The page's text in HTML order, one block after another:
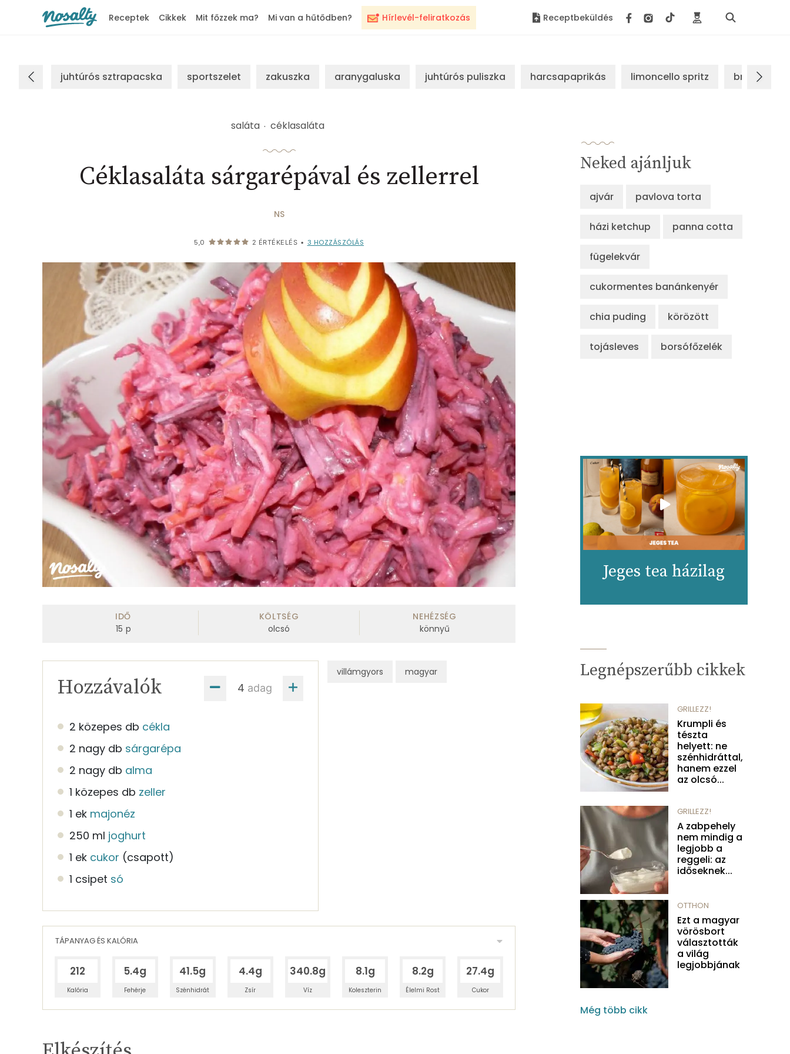
Hírlevél-feliratkozás
Receptek Cikkek Mit főzzek ma? Mi van a hűtődben? Receptbeküldés
juhtúrós sztrapacska sportszelet zakuszka aranygaluska juhtúrós puliszka harcsapaprikás limoncello spritz brassói
saláta céklasaláta
Céklasaláta sárgarépával és zellerrel
NS
5,0 2 ÉRTÉKELÉS • 3 HOZZÁSZÓLÁS
IDŐ
15 p
KÖLTSÉG
olcsó
NEHÉZSÉG
könnyű
adag
Hozzávalók
2 közepes db cékla
2 nagy db sárgarépa
2 nagy db alma
1 közepes db zeller
1 ek majonéz
250 ml joghurt
1 ek cukor (csapott)
1 csipet só
villámgyors magyar
TÁPANYAG ÉS KALÓRIA
212
Kalória
5.4g
Fehérje
41.5g
Szénhidrát
4.4g
Zsír
340.8g
Víz
8.1g
Koleszterin
8.2g
Élelmi Rost
27.4g
Cukor
TÁPANYAGTARTALOM
Neked ajánljuk
ajvár pavlova torta
házi ketchup panna cotta
fügelekvár
cukormentes banánkenyér
chia puding körözött
tojásleves borsófőzelék
Jeges tea házilag
Legnépszerűbb cikkek
GRILLEZZ!
Krumpli és
tészta
helyett: ne
szénhidráttal,
hanem ezzel
az olcsó...
GRILLEZZ!
A zabpehely
nem mindig a
legjobb a
reggeli: az
időseknek...
OTTHON
Ezt a magyar
vörösbort
választották
a világ
legjobbjának
Még több cikk